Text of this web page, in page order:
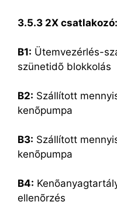
3.5.3 2X csatlakozó:
B1: Ütemvezérlés-
szünetidõ blokkolás
B2: Szállított
kenõpumpa
B3: Szállított
kenõpumpa
B4:
ellenõrzés